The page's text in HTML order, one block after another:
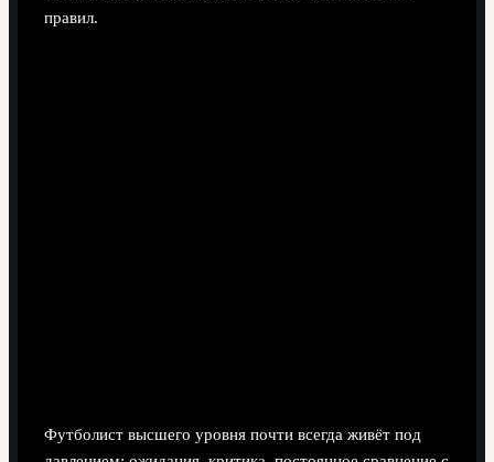
правил.
Футболист высшего уровня почти всегда живёт под